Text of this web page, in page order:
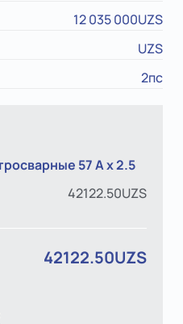
12 035 000UZS
UZS
2пс
57 A х 2.5
42122.50UZS
42122.50UZS